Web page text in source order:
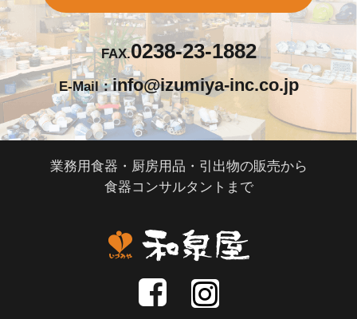
FAX.0238-23-1882
E-Mail：info@izumiya-inc.co.jp
業務用食器・厨房用品・引出物の販売から
食器コンサルタントまで